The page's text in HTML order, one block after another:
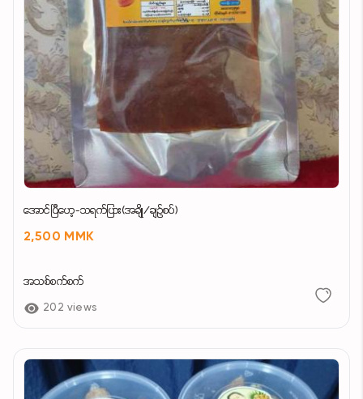
အောင်ပြီဟေ့-သရက်ပြား(အချို/ချဉ်စပ်)
2,500 MMK
အသစ်စက်စက်
202 views